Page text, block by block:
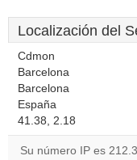
Localización del
Cdmon
Barcelona
Barcelona
España
41.38, 2.18
Su número IP es